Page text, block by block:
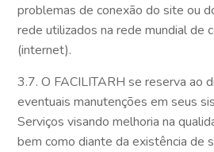
problemas de conexão do site ou
rede utilizados na rede mundial de
(internet).
3.7. O FACILITARH se reserva ao
eventuais manutenções em seus
Serviços visando melhoria na
bem como diante da existência de